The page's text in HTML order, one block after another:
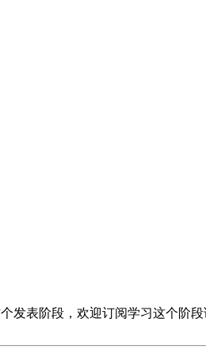
解决方法也要符合实际。例如
表征分子结构”。
表阶段，欢迎订阅学习这个阶